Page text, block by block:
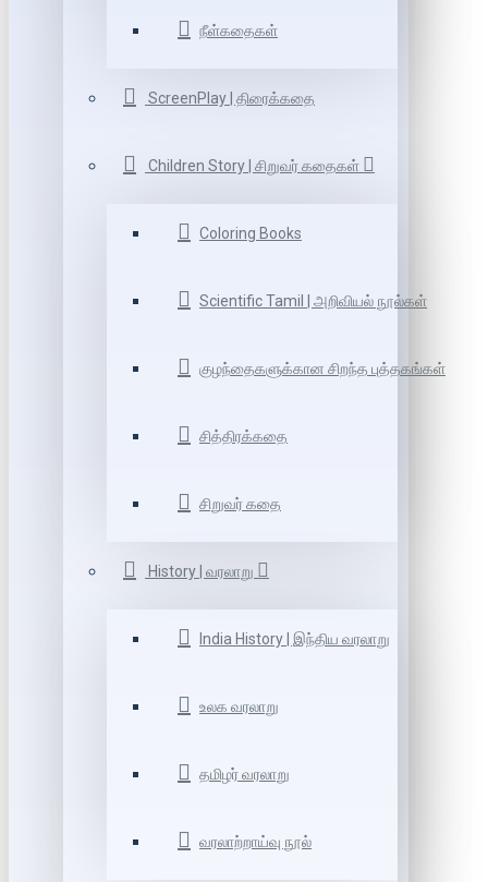
நீள்கதைகள்
ScreenPlay | திரைக்கதை
Children Story | சிறுவர் கதைகள்
Coloring Books
Scientific Tamil | அறிவியல் நூல்கள்
குழந்தைகளுக்கான சிறந்த புத்தகங்கள்
சித்திரக்கதை
சிறுவர் கதை
History | வரலாறு
India History | இந்திய வரலாறு
உலக வரலாறு
தமிழர் வரலாறு
வரலாற்றாய்வு நூல்